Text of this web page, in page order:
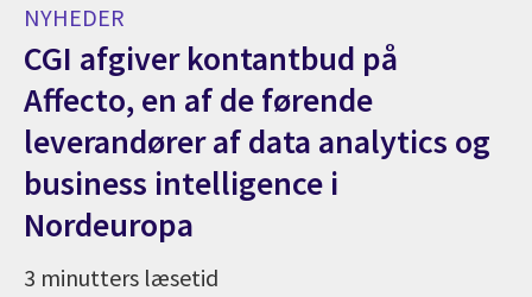
NYHEDER
CGI afgiver kontantbud på
Affecto, en af de førende
leverandører af data analytics og
business intelligence i
Nordeuropa
3 minutters læsetid